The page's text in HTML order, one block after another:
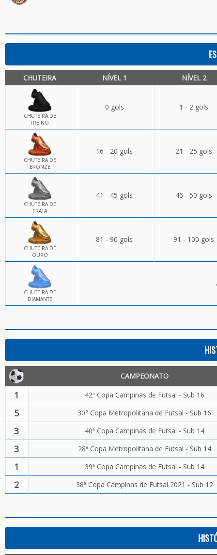
CHUTEIRA NÍVEL 1 NÍVEL 2
CHUTEIRA DE
TREINO
0 gols 1 - 2 gols
CHUTEIRA DE
BRONZE
16 - 20 gols 21 - 25 gols
CHUTEIRA DE
PRATA
41 - 45 gols 46 - 50 gols
CHUTEIRA DE
OURO
81 - 90 gols 91 - 100 gols
CHUTEIRA DE
DIAMANTE
CAMPEONATO
1 42ª Copa Campinas de Futsal - Sub 16
5 30° Copa Metropolitana de Futsal - Sub 16
3 40ª Copa Campinas de Futsal - Sub 14
3 28ª Copa Metropolitana de Futsal - Sub 14
1 39ª Copa Campinas de Futsal - Sub 14
2 38ª Copa Campinas de Futsal 2021 - Sub 12